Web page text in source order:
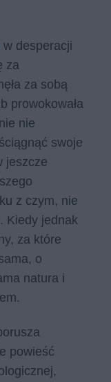
w desperacji
za
za sobą
prowokowała
nie
swoje
jeszcze
z czym, nie
Kiedy jednak
za które
o
natura i
powieść